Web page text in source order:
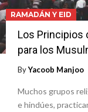
RAMADÁN Y EID
Los Principios
para los
ByYacoob Manjoo
Muchos grupos
e hindúes,